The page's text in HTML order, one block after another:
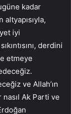
kadar
altyapısıyla,
iyi
derdini
etmeye
ve Allah’ın
Ak Parti ve